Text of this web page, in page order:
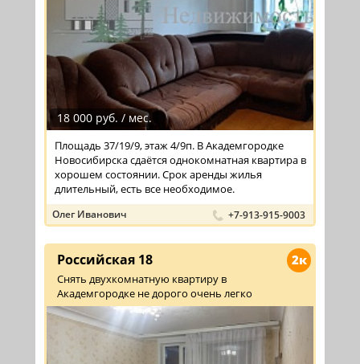
18 000 руб. / мес.
Площадь 37/19/9, этаж 4/9п. В Академгородке
Новосибирска сдаётся однокомнатная квартира в
хорошем состоянии. Срок аренды жилья
длительный, есть все необходимое.
Олег Иванович +7-913-915-9003
2к
Российская 18
Снять двухкомнатную квартиру в
Академгородке не дорого очень легко